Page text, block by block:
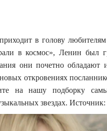
в голову
в космос», Ленин был
они почетно обладают
откровениях
на нашу подборку
звездах. Источник: